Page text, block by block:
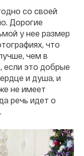
со своей
Дорогие
у нее размер
что
чем в
если это добрые
и душа, и
не имеет
речь идет о